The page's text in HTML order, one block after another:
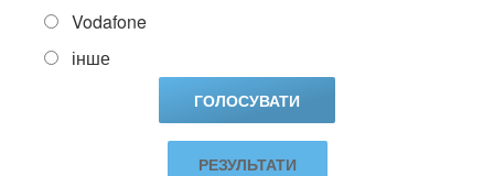
Vodafone
інше
РЕЗУЛЬТАТИ